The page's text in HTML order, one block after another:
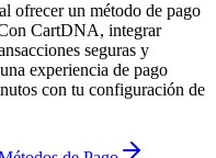
ofrecer un método de pago
CartDNA, integrar
seguras y
experiencia de pago
con tu configuración de